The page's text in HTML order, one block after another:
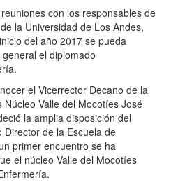
con los responsables de
la Universidad de Los Andes,
del año 2017 se pueda
el diplomado
el Vicerrector Decano de la
Núcleo Valle del Mocotíes José
la amplia disposición del
Director de la Escuela de
primer encuentro se ha
el núcleo Valle del Mocotíes